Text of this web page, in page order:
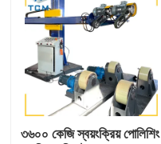
৩৬০০ কেজি স্বয়ংক্রিয় পোলিশিং